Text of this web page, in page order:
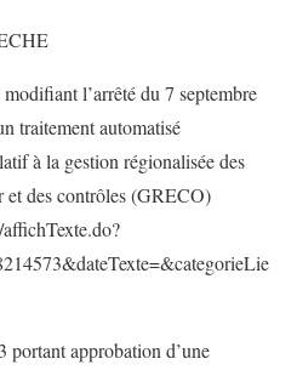
l’arrêté du 7 septembre
traitement automatisé
à la gestion régionalisée des
et des contrôles (GRECO)
portant approbation d’une